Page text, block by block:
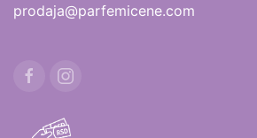
prodaja@parfemicene.com